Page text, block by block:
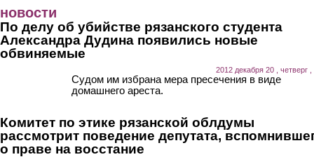
новости
По делу об убийстве рязанского студента
Александра Дудина появились новые
обвиняемые
2012 декабря 20 , четверг ,
Судом им избрана мера пресечения в виде
домашнего ареста.
Комитет по этике рязанской облдумы
рассмотрит поведение депутата,
о праве на восстание